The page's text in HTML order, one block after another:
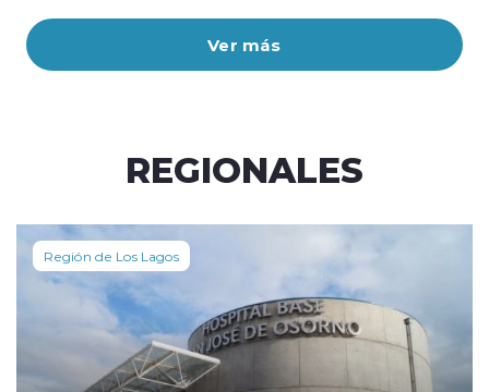
Ver más
REGIONALES
Región de Los Lagos